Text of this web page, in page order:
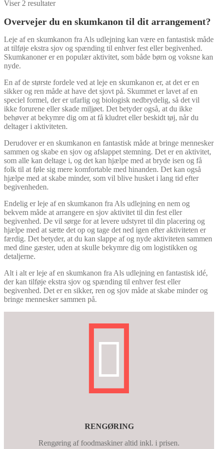
Viser 2 resultater
Overvejer du en skumkanon til dit arrangement?
Leje af en skumkanon fra Als udlejning kan være en fantastisk måde
at tilføje ekstra sjov og spænding til enhver fest eller begivenhed.
Skumkanoner er en populær aktivitet, som både børn og voksne kan
nyde.
En af de største fordele ved at leje en skumkanon er, at det er en
sikker og ren måde at have det sjovt på. Skummet er lavet af en
speciel formel, der er ufarlig og biologisk nedbrydelig, så det vil
ikke forurene eller skade miljøet. Det betyder også, at du ikke
behøver at bekymre dig om at få kludret eller beskidt tøj, når du
deltager i aktiviteten.
Derudover er en skumkanon en fantastisk måde at bringe mennesker
sammen og skabe en sjov og afslappet stemning. Det er en aktivitet,
som alle kan deltage i, og det kan hjælpe med at bryde isen og få
folk til at føle sig mere komfortable med hinanden. Det kan også
hjælpe med at skabe minder, som vil blive husket i lang tid efter
begivenheden.
Endelig er leje af en skumkanon fra Als udlejning en nem og
bekvem måde at arrangere en sjov aktivitet til din fest eller
begivenhed. De vil sørge for at levere udstyret til din placering og
hjælpe med at sætte det op og tage det ned igen efter aktiviteten er
færdig. Det betyder, at du kan slappe af og nyde aktiviteten sammen
med dine gæster, uden at skulle bekymre dig om logistikken og
detaljerne.
Alt i alt er leje af en skumkanon fra Als udlejning en fantastisk idé,
der kan tilføje ekstra sjov og spænding til enhver fest eller
begivenhed. Det er en sikker, ren og sjov måde at skabe minder og
bringe mennesker sammen på.
RENGØRING
Rengøring af foodmaskiner altid inkl. i prisen.